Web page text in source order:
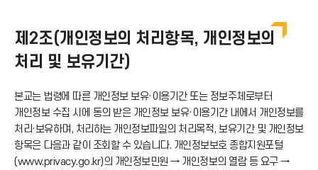
제2조(개인정보의 처리항목, 개인정보의
처리 및 보유기간)
본교는 법령에 따른 개인정보 보유·이용기간 또는 정보주체로부터
개인정보 수집 시에 동의 받은 개인정보 보유·이용기간 내에서 개인정보를
처리·보유하며, 처리하는 개인정보파일의 처리목적, 보유기간 및 개인정보
항목은 다음과 같이 조회할 수 있습니다. 개인정보보호 종합지원포털
(www.privacy.go.kr)의 개인정보민원 → 개인정보의 열람 등 요구 →